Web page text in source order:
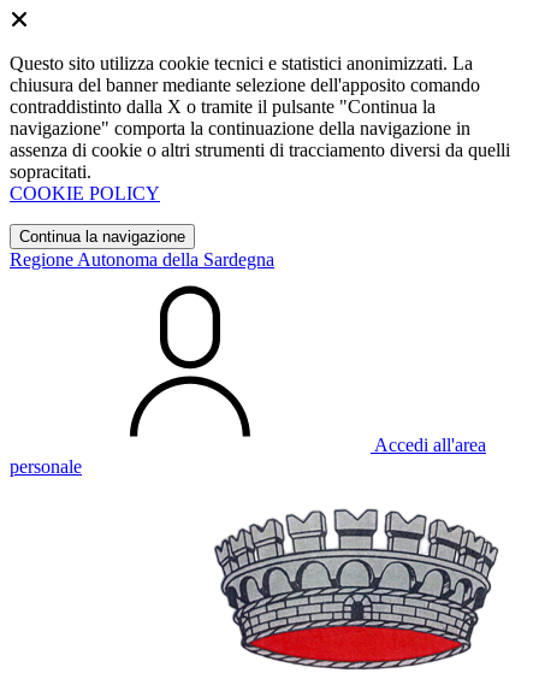
Questo sito utilizza cookie tecnici e statistici anonimizzati. La
chiusura del banner mediante selezione dell'apposito comando
contraddistinto dalla X o tramite il pulsante "Continua la
navigazione" comporta la continuazione della navigazione in
assenza di cookie o altri strumenti di tracciamento diversi da quelli
sopracitati.
COOKIE POLICY
Continua la navigazione
Regione Autonoma della Sardegna
Accedi all'area
personale